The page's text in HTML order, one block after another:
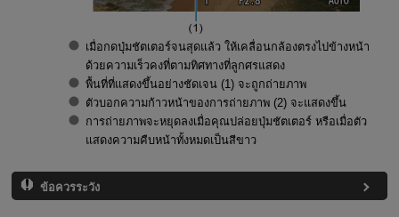
เมื่อกดปุ่มชัตเตอร์จนสุดแล้ว ให้เคลื่อนกล้องตรงไปข้างหน้า
ด้วยความเร็วคงที่ตามทิศทางที่ลูกศรแสดง
พื้นที่ที่แสดงขึ้นอย่างชัดเจน (1) จะถูกถ่ายภาพ
ตัวบอกความก้าวหน้าของการถ่ายภาพ (2) จะแสดงขึ้น
การถ่ายภาพจะหยุดลงเมื่อคุณปล่อยปุ่มชัตเตอร์ หรือเมื่อตัว
แสดงความคืบหน้าทั้งหมดเป็นสีขาว
ข้อควรระวัง